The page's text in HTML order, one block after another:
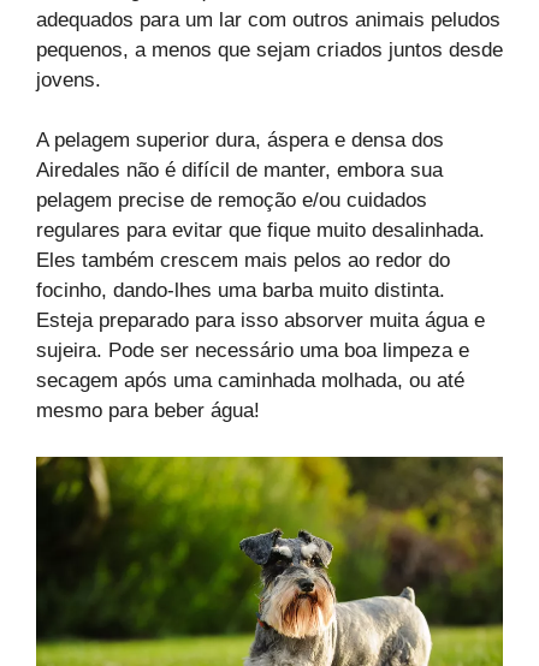
adequados para um lar com outros animais peludos
pequenos, a menos que sejam criados juntos desde
jovens.
A pelagem superior dura, áspera e densa dos
Airedales não é difícil de manter, embora sua
pelagem precise de remoção e/ou cuidados
regulares para evitar que fique muito desalinhada.
Eles também crescem mais pelos ao redor do
focinho, dando-lhes uma barba muito distinta.
Esteja preparado para isso absorver muita água e
sujeira. Pode ser necessário uma boa limpeza e
secagem após uma caminhada molhada, ou até
mesmo para beber água!